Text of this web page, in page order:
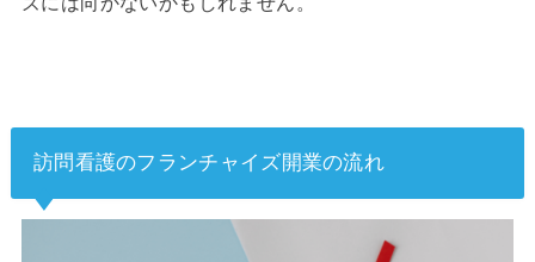
訪問看護のフランチャイズ開業の流れ